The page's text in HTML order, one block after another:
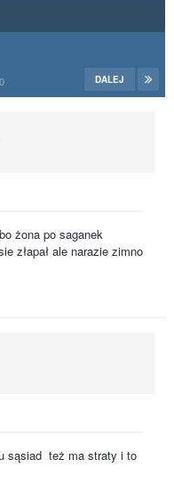
DALEJ
żona po saganek
złapał ale narazie zimno
sąsiad też ma straty i to